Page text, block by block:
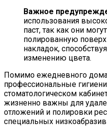
Важное
использования
паст, так как они
полированную
накладок,
изменению цвета.
Помимо ежедневного
профессиональные
стоматологическом
жизненно важны для
отложений и полировки
специальных